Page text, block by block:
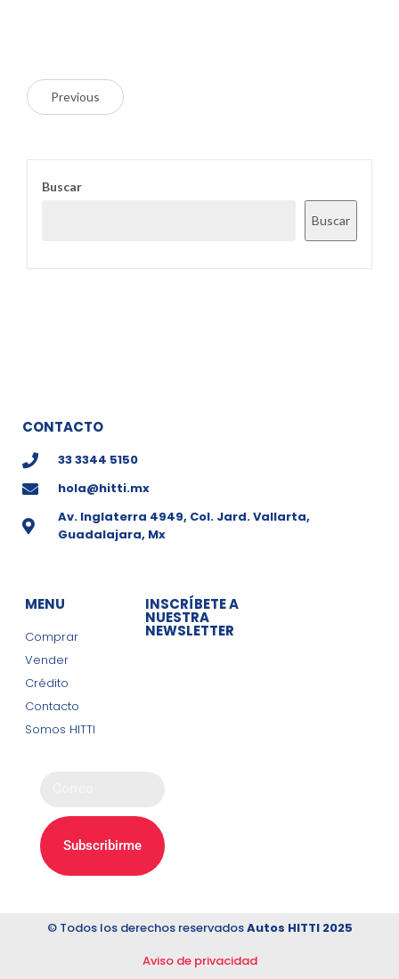
Previous
Buscar
Buscar
CONTACTO
33 3344 5150
hola@hitti.mx
Av. Inglaterra 4949, Col. Jard. Vallarta,
Guadalajara, Mx
MENU
Comprar
Vender
Crédito
Contacto
Somos HITTI
Subscribirme
INSCRÍBETE A
NUESTRA
NEWSLETTER
© Todos los derechos reservadosAutos HITTI 2025
Aviso de privacidad